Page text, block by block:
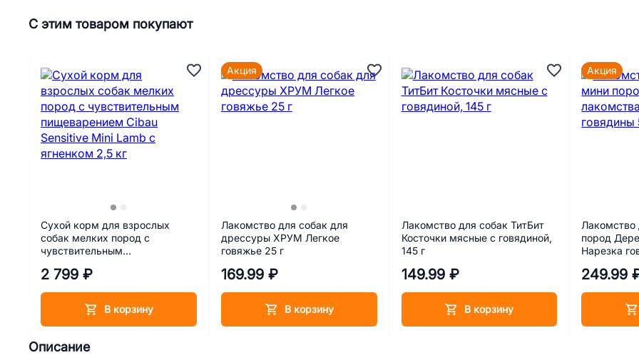
Описание
С этим товаром покупают
Сухой корм для взрослых
собак мелких пород с
чувствительным
Mini Lamb с ягненком 2,5 кг
2 799 ₽
В корзину
Лакомство для собак для
дрессуры ХРУМ Легкое
говяжье 25 г
169.99 ₽
В корзину
Акция
Лакомство для собак ТитБит
Косточки мясные с говядиной,
145 г
149.99 ₽
В корзину
Лакомство
пород
Нарезка
249.99
Акция